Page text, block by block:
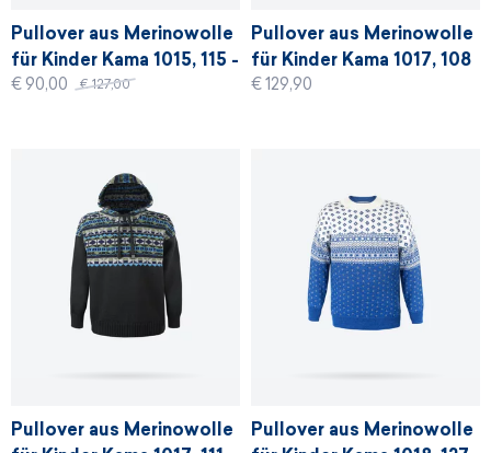
Pullover aus Merinowolle
für Kinder Kama 1015, 115 -
türkis
€ 90,00 € 127,00
Pullover aus Merinowolle
für Kinder Kama 1017, 108
- blau
€ 129,90
Pullover aus Merinowolle
Pullover aus Merinowolle